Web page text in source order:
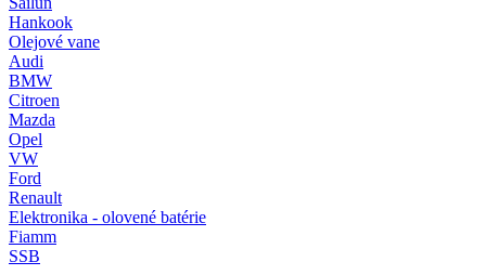
Hankook
Olejové vane
Audi
BMW
Citroen
Mazda
Opel
VW
Ford
Renault
Elektronika - olovené batérie
Fiamm
SSB